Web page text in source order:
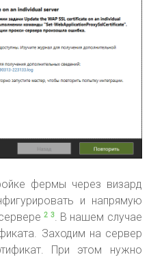
фермы через визард
и напрямую
2 3. В нашем случае
Заходим на сервер
При этом нужно